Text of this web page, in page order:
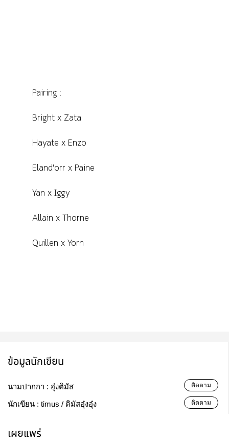
Pairing :
Bright x Zata
Hayate x Enzo
Eland'orr x Paine
Yan x Iggy
Allain x Thorne
Quillen x Yorn
ข้อมูลนักเขียน
นามปากกา : อุ๋งติมัส ติดตาม
นักเขียน : timus / ติมัสอุ๋งอุ๋ง ติดตาม
เผยแพร่